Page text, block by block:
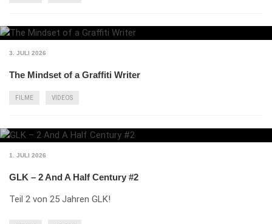
3. JULI 2026
The Mindset of a Graffiti Writer
FILME VIDEOS
1. JULI 2026
GLK – 2 And A Half Century #2
Teil 2 von 25 Jahren GLK!